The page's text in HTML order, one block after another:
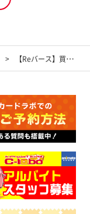
【Reバース】買取情報！【2/21更新】